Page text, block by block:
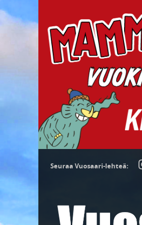
Seuraa Vuosaari-lehteä: